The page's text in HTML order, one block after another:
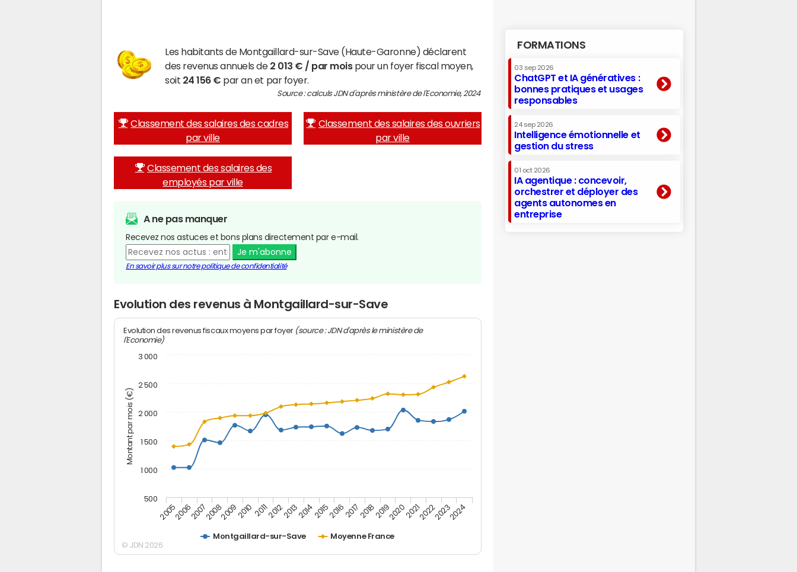
Les habitants de Montgaillard-sur-Save (Haute-Garonne) déclarent
des revenus annuels de 2 013 € / par moispour un foyer fiscal moyen,
soit 24 156 € par an et par foyer.
Source : calculs JDN d'après ministère de l'Economie, 2024
Classement des salaires des cadres
par ville
Classement des salaires des ouvriers
par ville
Classement des salaires des
employés par ville
A ne pas manquer
Recevez nos astuces et bons plans directement par e-mail.
Je m'abonne
En savoir plus sur notre politique de confidentialité
Evolution des revenus à Montgaillard-sur-Save
Montant par mois (€)
Evolution des revenus fiscaux moyens par foyer (source : JDN d'après le ministère de
l'Economie)
Montgaillard-sur-Save Moyenne France
200520062007200820092010 20112012201320142015201620172018201920202021202220232024
500
1 000
1 500
2 000
2 500
3 000
© JDN 2026
FORMATIONS
03 sep 2026
ChatGPT et IA génératives :
bonnes pratiques et usages
responsables
24 sep 2026
Intelligence émotionnelle et
gestion du stress
01 oct 2026
IA agentique : concevoir,
orchestrer et déployer des
agents autonomes en
entreprise